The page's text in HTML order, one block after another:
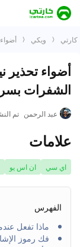
كارتي ويكي أضواء
الشفرات
عبد الرحمن تم
علامات
اي سي ان اس يو
الفهرس
ماذا تفعل
فك رموز